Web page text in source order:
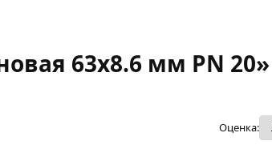
63х8.6 мм PN 20»
Оценка: